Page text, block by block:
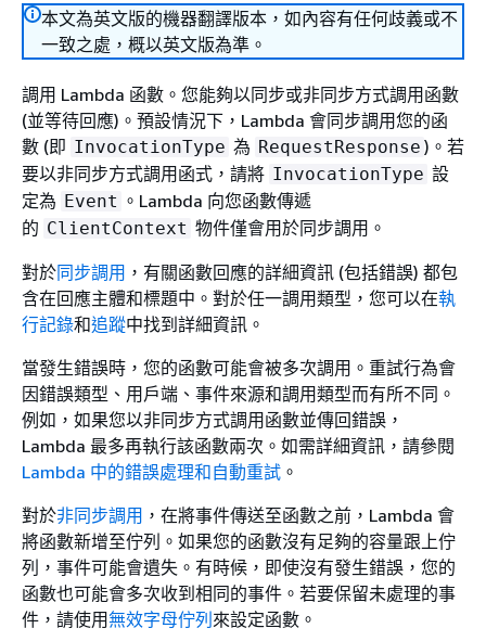
本文為英文版的機器翻譯版本，如內容有任何歧義或不
一致之處，概以英文版為準。
調用 Lambda 函數。您能夠以同步或非同步方式調用函數
(並等待回應)。預設情況下，Lambda 會同步調用您的函
數 (即 InvocationType 為 RequestResponse )。若
要以非同步方式調用函式，請將 InvocationType 設
定為 Event 。Lambda 向您函數傳遞
的 ClientContext 物件僅會用於同步調用。
對於同步調用 ，有關函數回應的詳細資訊 (包括錯誤) 都包
含在回應主體和標題中。對於任一調用類型，您可以在執
行記錄和追蹤中找到詳細資訊。
當發生錯誤時，您的函數可能會被多次調用。重試行為會
因錯誤類型、用戶端、事件來源和調用類型而有所不同。
例如，如果您以非同步方式調用函數並傳回錯誤，
Lambda 最多再執行該函數兩次。如需詳細資訊，請參閱
Lambda 中的錯誤處理和自動重試 。
對於非同步調用 ，在將事件傳送至函數之前，Lambda 會
將函數新增至佇列。如果您的函數沒有足夠的容量跟上佇
列，事件可能會遺失。有時候，即使沒有發生錯誤，您的
函數也可能會多次收到相同的事件。若要保留未處理的事
件，請使用無效字母佇列 來設定函數。